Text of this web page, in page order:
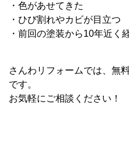
・色があせてきた
・ひび割れやカビが目立つ
・前回の塗装から10年近く
さんわリフォームでは、無
です。
お気軽にご相談ください！